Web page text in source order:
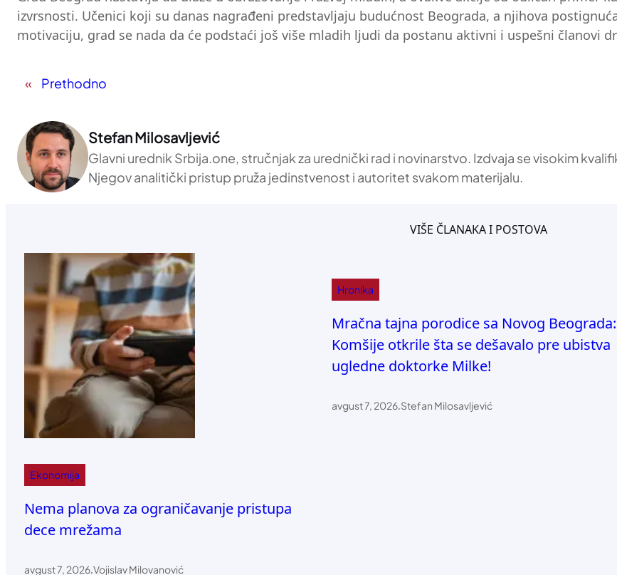
izvrsnosti. Učenici koji su danas nagrađeni predstavljaju budućnost Beograda, a njihova
motivaciju, grad se nada da će podstaći još više mladih ljudi da postanu aktivni i uspešni članovi
« Prethodno
Stefan Milosavljević
Glavni urednik Srbija.one, stručnjak za urednički rad i novinarstvo. Izdvaja se visokim
Njegov analitički pristup pruža jedinstvenost i autoritet svakom materijalu.
VIŠE ČLANAKA I POSTOVA
Ekonomija
Nema planova za ograničavanje pristupa
dece mrežama
avgust 7, 2026.Vojislav Milovanović
Hronika
Mračna tajna porodice sa Novog Beograda:
Komšije otkrile šta se dešavalo pre ubistva
ugledne doktorke Milke!
avgust 7, 2026.Stefan Milosavljević